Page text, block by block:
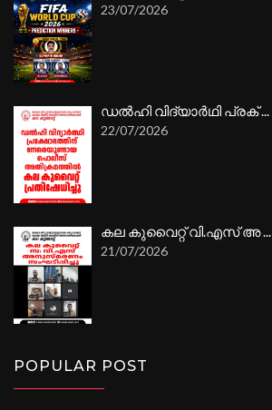
23/07/2026
ഡൽഹി വിദ്യാർഥി പ്രക് ...
22/07/2026
കല കുവൈറ്റ് വി.എസ് അ ...
21/07/2026
POPULAR POST